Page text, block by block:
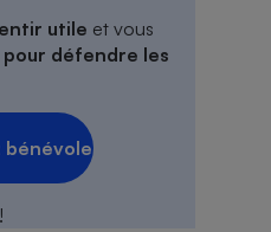
utile et vous
pour défendre les
bénévole